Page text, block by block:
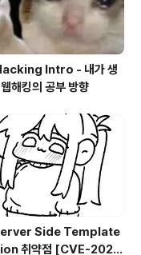
Intro - 내가 생
해킹의 공부 방향
Side Template
취약점 [CVE-2022